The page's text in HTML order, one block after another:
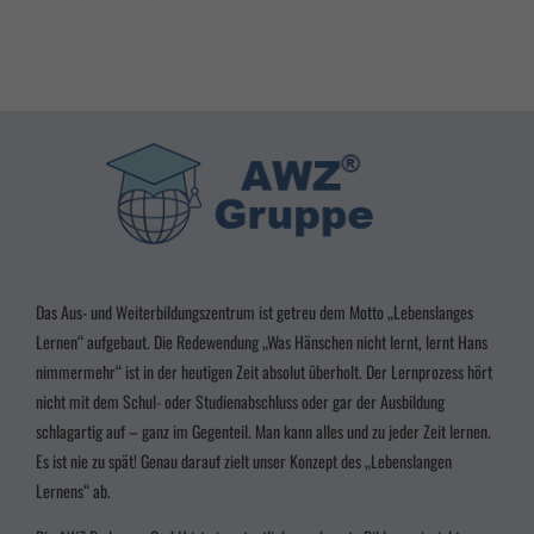
Das Aus- und Weiterbildungszentrum ist getreu dem Motto „Lebenslanges
Lernen“ aufgebaut. Die Redewendung „Was Hänschen nicht lernt, lernt Hans
nimmermehr“ ist in der heutigen Zeit absolut überholt. Der Lernprozess hört
nicht mit dem Schul- oder Studienabschluss oder gar der Ausbildung
schlagartig auf – ganz im Gegenteil. Man kann alles und zu jeder Zeit lernen.
Es ist nie zu spät! Genau darauf zielt unser Konzept des „Lebenslangen
Lernens“ ab.
Essenzielle Cookies ermöglichen grundlegende Funktionen und sind für die einwandfreie
Funktion der Website erforderlich.
Cookie-Informationen anzeigen
Marketing-Cookies werden von Drittanbietern oder Publishern verwendet, um
personalisierte Werbung anzuzeigen. Sie tun dies, indem sie Besucher über Websites hinweg
verfolgen.
Cookie-Informationen anzeigen
powered by Borlabs Cookie Datenschutzerklärung Impressum